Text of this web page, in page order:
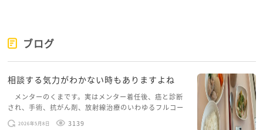
思いますよ。それもコミュニケーションです。
て、食事の時しか降りてきません。
こちらとしては年に数回しか会えないし、近況知りた
いし、もっと会話したいのですが、相手が望んでいな
いことを無理強いしても意味ないなと思って彼らのし
ブログ
相談する気力がわかない時もありますよね
メンターのくまです。実はメンター着任後、癌と診断
され、手術、抗がん剤、放射線治療のいわゆるフルコー
スを体験していて、しばらくメンターカフェに来られて
2026年5月8日 3139